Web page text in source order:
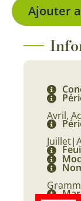
Ajouter
Avril,